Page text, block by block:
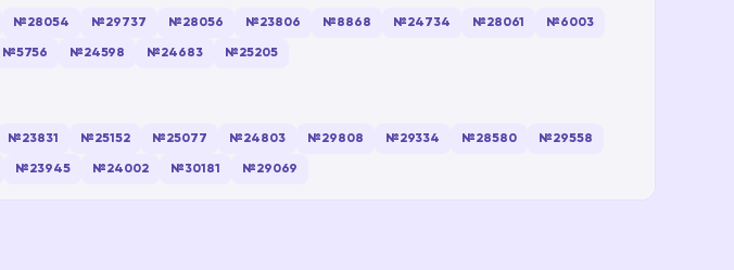
№28054 №29737 №28056 №23806 №8868 №24734 №28061 №6003
№5756 №24598 №24683 №25205
№23831 №25152 №25077 №24803 №29808 №29334 №28580 №29558
№23945 №24002 №30181 №29069